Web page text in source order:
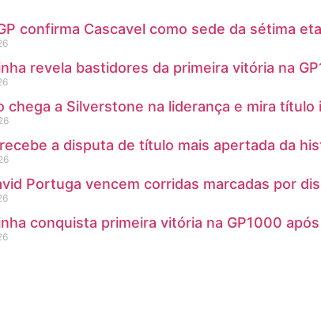
confirma Cascavel como sede da sétima
revela bastidores da primeira vitória na
chega a Silverstone na liderança e mira
a disputa de título mais apertada da
Portuga vencem corridas marcadas por
conquista primeira vitória na GP1000